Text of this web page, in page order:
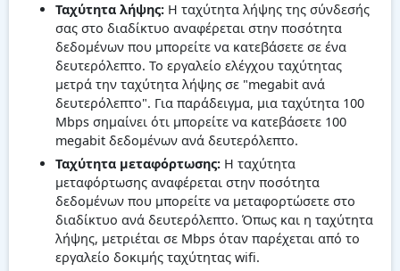
Ταχύτητα λήψης: Η ταχύτητα λήψης της σύνδεσής
σας στο διαδίκτυο αναφέρεται στην ποσότητα
δεδομένων που μπορείτε να κατεβάσετε σε ένα
δευτερόλεπτο. Το εργαλείο ελέγχου ταχύτητας
μετρά την ταχύτητα λήψης σε "megabit ανά
δευτερόλεπτο". Για παράδειγμα, μια ταχύτητα 100
Mbps σημαίνει ότι μπορείτε να κατεβάσετε 100
megabit δεδομένων ανά δευτερόλεπτο.
Ταχύτητα μεταφόρτωσης: Η ταχύτητα
μεταφόρτωσης αναφέρεται στην ποσότητα
δεδομένων που μπορείτε να μεταφορτώσετε στο
διαδίκτυο ανά δευτερόλεπτο. Όπως και η ταχύτητα
λήψης, μετριέται σε Mbps όταν παρέχεται από το
εργαλείο δοκιμής ταχύτητας wifi.